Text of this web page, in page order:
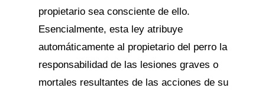
propietario sea consciente de ello.
Esencialmente, esta ley atribuye
automáticamente al propietario del perro la
responsabilidad de las lesiones graves o
mortales resultantes de las acciones de su